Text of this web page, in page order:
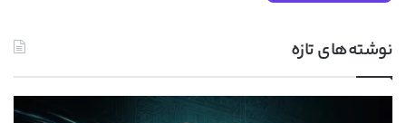
نوشته‌های تازه